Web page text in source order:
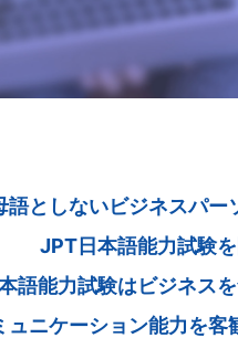
語としないビジネスパー
JPT日本語能力試験
語能力試験はビジネス
ニケーション能力を客